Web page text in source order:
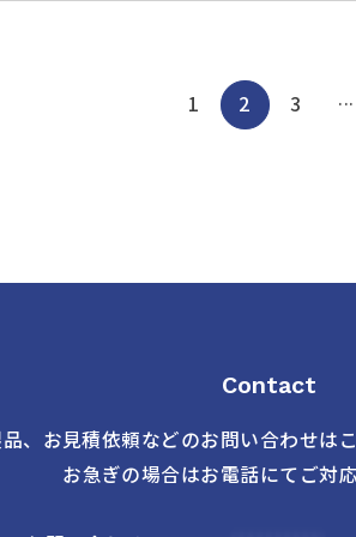
1 2 3 ...
Contact
、お見積依頼などのお問い合わせは
お急ぎの場合はお電話にてご対応